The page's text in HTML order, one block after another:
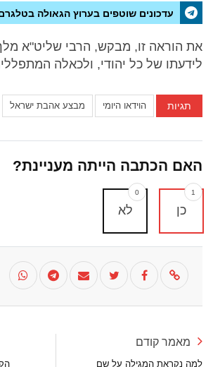
עדכונים שוטפים בערוץ הגאולה
את הוראה זו, מבקש, הרבי שליט"א
לידעתו של כל יהודי, ולכאלה
תגיות הוידאו היומי מבצע אהבת ישראל
האם הכתבה הייתה מעניינת?
כן
1
לא
0
מאמר קודם
למה נקראת המגילה על שם